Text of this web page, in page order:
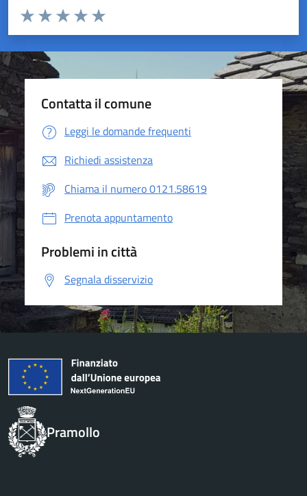
Valuta da 1 a 5 stelle la pagina
Valuta 5 stelle su 5
Valuta 4 stelle su 5
Valuta 3 stelle su 5
Valuta 2 stelle su 5
Valuta 1 stelle su 5
Contatta il comune
Leggi le domande frequenti
Richiedi assistenza
Chiama il numero 0121.58619
Prenota appuntamento
Problemi in città
Segnala disservizio
Pramollo